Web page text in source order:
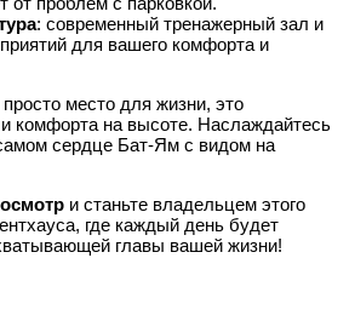
: современный тренажерный зал и
для вашего комфорта и
место для жизни, это
комфорта на высоте. Наслаждайтесь
сердце Бат-Ям с видом на
и станьте владельцем этого
где каждый день будет
главы вашей жизни!